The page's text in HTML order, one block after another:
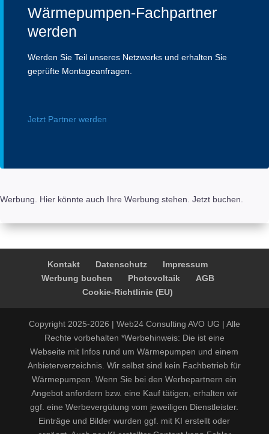
Wärmepumpen-Fachpartner
werden
Werden Sie Teil unseres Netzwerks und erhalten Sie
geprüfte Montageanfragen.
Jetzt Partner werden
Werbung. Hier könnte auch Ihre Werbung stehen. Jetzt buchen.
Kontakt Datenschutz
Impressum
Werbung buchen
Photovoltaik
AGB
Cookie-Richtlinie (EU)
Copyright 2025-2026 | Web24 Consulting AVO UG | Alle
Rechte vorbehalten *Werbehinweis: Die ist eine
Webseite mit Infos rund um Wärmepumpen und einem
Anbieterverzeichnis. Wir selbst sind kein Fachbetrieb für
Wärmepumpen. Wenn Sie bei den Werbepartnern ein
Angebot anfordern bzw. eine Kauf tätigen, erhalten wir
ggf. eine Werbevergütung vom jeweiligen Dienstleister.
Einträge und Bilder wurden ggf. mit KI erstellt oder